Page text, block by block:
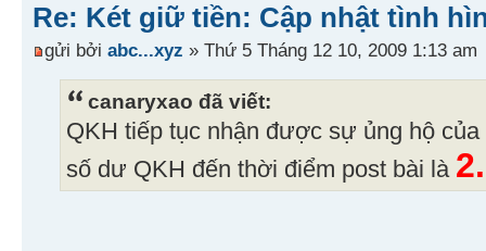
Re: Két giữ tiền: Cập nhật tình
gửi bởi abc...xyz » Thứ 5 Tháng 12 10, 2009 1:13 am
canaryxao đã viết:
QKH tiếp tục nhận được sự ủng hộ
số dư QKH đến thời điểm post bài là